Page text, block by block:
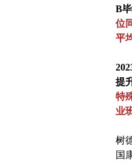
B
位
平
提
特
业
树
国